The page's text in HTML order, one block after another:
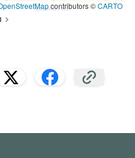
contributors ©CARTO